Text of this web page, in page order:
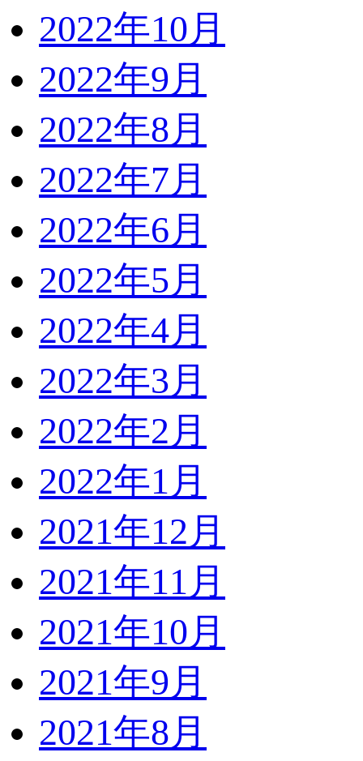
2022年10月
2022年9月
2022年8月
2022年7月
2022年6月
2022年5月
2022年4月
2022年3月
2022年2月
2022年1月
2021年12月
2021年11月
2021年10月
2021年9月
2021年8月